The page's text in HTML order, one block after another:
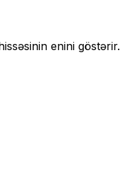
enini göstərir.